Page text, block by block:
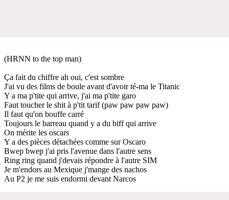
(HRNN to the top man)
Ça fait du chiffre ah oui, c'est sombre
J'ai vu des films de boule avant d'avoir té-ma le Titanic
Y a ma p'tite qui arrive, j'ai ma p'tite garo
Faut toucher le shit à p'tit tarif (paw paw paw paw)
Il faut qu'on bouffe carré
Toujours le barreau quand y a du biff qui arrive
On mérite les oscars
Y a des pièces détachées comme sur Oscaro
Bwep bwep j'ai pris l'avenue dans l'autre sens
Ring ring quand j'devais répondre à l'autre SIM
Je m'endors au Mexique j'mange des nachos
Au P2 je me suis endormi devant Narcos